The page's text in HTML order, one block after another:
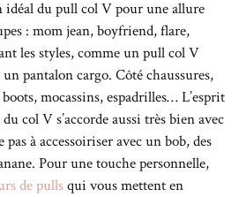
idéal du pull col V pour une allure
: mom jean, boyfriend, flare,
les styles, comme un pull col V
pantalon cargo. Côté chaussures,
mocassins, espadrilles… L’esprit
col V s’accorde aussi très bien avec
à accessoiriser avec un bob, des
Pour une touche personnelle,
de pullsqui vous mettent en